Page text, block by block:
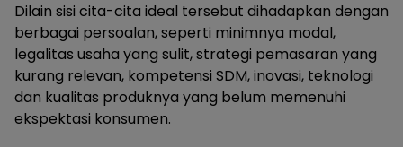
Dilain sisi cita-cita ideal tersebut dihadapkan dengan
berbagai persoalan, seperti minimnya modal,
legalitas usaha yang sulit, strategi pemasaran yang
kurang relevan, kompetensi SDM, inovasi, teknologi
dan kualitas produknya yang belum memenuhi
ekspektasi konsumen.